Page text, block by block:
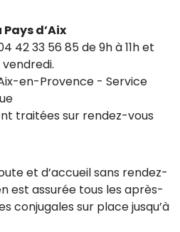
d’Aix
42 33 56 85 de 9h à 11h et
vendredi.
en-Provence - Service
traitées sur rendez-vous
et d’accueil sans rendez-
est assurée tous les après-
conjugales sur place jusqu’à